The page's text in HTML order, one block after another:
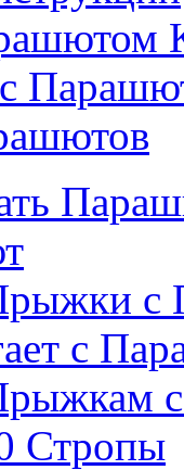
с
с
Стропы